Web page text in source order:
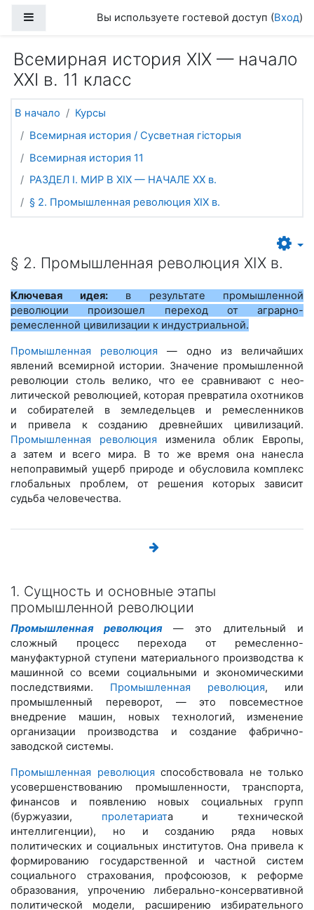
Боковая панельВы используете гостевой доступ (Вход)
Всемирная история ХІХ — начало
ХХІ в. 11 класс
В начало
Курсы
Всемирная история / Сусветная гісторыя
Всемирная история 11
РАЗДЕЛ I. МИР В ХIХ — НАЧАЛЕ ХХ в.
§ 2. Промышленная революция XIX в.
§ 2. Промышленная революция XIX в.
Ключевая идея:в результате промышленной
революции произошел переход от аграрно-
ремесленной цивилизации к индустриальной.
Промышленная революция — одно из величайших
явлений всемирной истории. Значение промышленной
революции столь велико, что ее сравнивают с нео­
литической революцией, которая превратила охотников
и собирателей в земледельцев и ремесленников
и привела к созданию древнейших цивилизаций.
Промышленная революция изменила облик Европы,
а затем и всего мира. В то же время она нанесла
непоправимый ущерб природе и обусловила комплекс
глобальных проблем, от решения которых зависит
судьба человечества.
1. Сущность и основные этапы
промышленной революции
Промышленная революция
— это длительный и
сложный процесс перехода от ремесленно-
мануфактурной ступени материального производства к
машинной со всеми социальными и экономическими
последствиями. Промышленная революция, или
промышленный переворот, — это повсеместное
внедрение машин, новых технологий, изменение
организации производства и создание фабрично-
заводской системы.
Промышленная революция способствовала не только
усовершенствованию промышленности, транспорта,
финансов и появлению новых социальных групп
(буржуазии, пролетариата и технической
интеллигенции), но и созданию ряда новых
политических и социальных институтов. Она привела к
формированию государственной и частной систем
социального страхования, профсоюзов, к реформе
образования, упрочению либерально-консервативной
политической модели, расширению избирательного